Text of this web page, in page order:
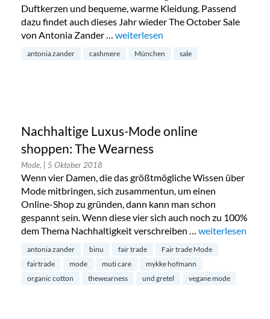
Duftkerzen und bequeme, warme Kleidung. Passend
dazu findet auch dieses Jahr wieder The October Sale
von Antonia Zander … „The October Sale: Cashmere by
weiterlesen
antonia zander cashmere München sale
Nachhaltige Luxus-Mode online
shoppen: The Wearness
Mode, | 5 Oktober 2018
Wenn vier Damen, die das größtmögliche Wissen über
Mode mitbringen, sich zusammentun, um einen
Online-Shop zu gründen, dann kann man schon
gespannt sein. Wenn diese vier sich auch noch zu 100%
dem Thema Nachhaltigkeit verschreiben … „Nachhaltige
weiterlesen
antonia zander binu fair trade
Fair trade Mode
fairtrade
mode muti care
mykke hofmann
organic cotton
thewearness und gretel vegane mode